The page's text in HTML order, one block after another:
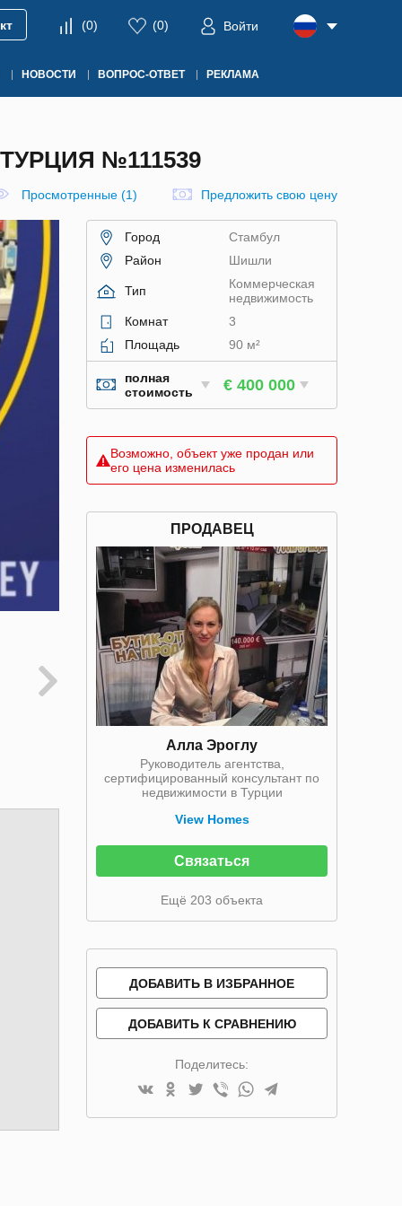
(0) (0) Войти
НОВОСТИ ВОПРОС-ОТВЕТ РЕКЛАМА
№111539
Просмотренные (1) Предложить свою цену
Город
Стамбул
Район
Шишли
Тип
Коммерческая
недвижимость
Комнат
3
Площадь
90 м²
полная
стоимость
€ 400 000
Возможно, объект уже продан или
его цена изменилась
ПРОДАВЕЦ
Алла Эроглу
Руководитель агентства,
сертифицированный консультант по
недвижимости в Турции
View Homes
Связаться
Ещё 203 объекта
ДОБАВИТЬ В ИЗБРАННОЕ
ДОБАВИТЬ К СРАВНЕНИЮ
Поделитесь: